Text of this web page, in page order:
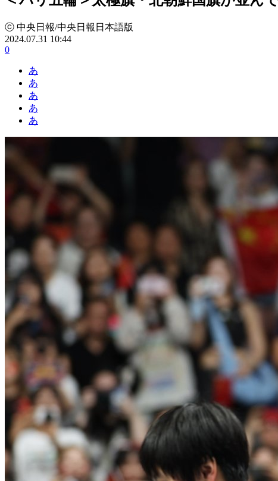
ⓒ 中央日報/中央日報日本語版
2024.07.31 10:44
0
あ
あ
あ
あ
あ